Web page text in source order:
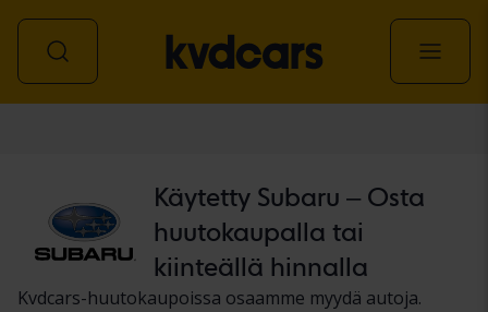
Käytetty Subaru – Osta
huutokaupalla tai
kiinteällä hinnalla
Kvdcars-huutokaupoissa osaamme myydä autoja.